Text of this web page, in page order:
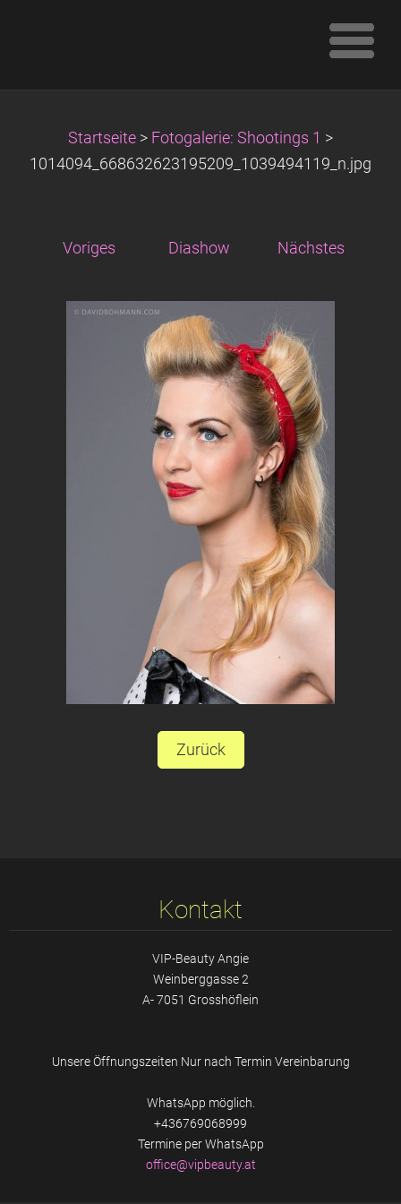
Startseite > Fotogalerie: Shootings 1 >
1014094_668632623195209_1039494119_n.jpg
Voriges Diashow Nächstes
Zurück
Kontakt
VIP-Beauty Angie
Weinberggasse 2
A- 7051 Grosshöflein
Unsere Öffnungszeiten Nur nach Termin Vereinbarung
WhatsApp möglich.
+436769068999
Termine per WhatsApp
office@vipbeauty.at